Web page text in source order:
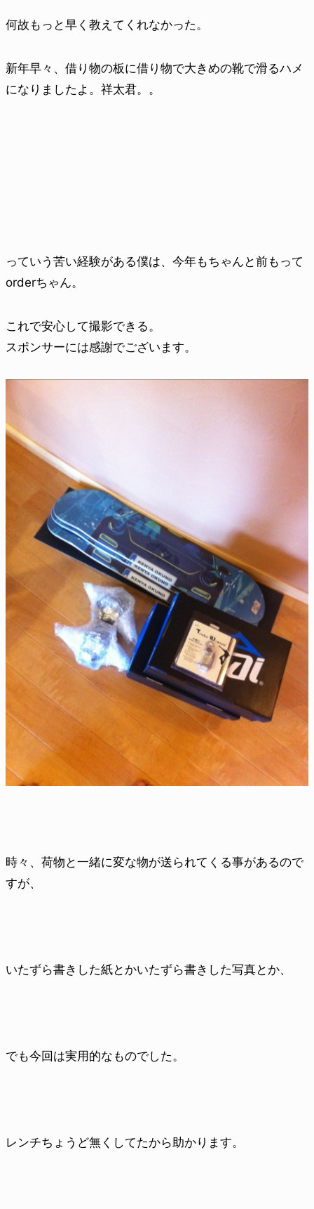
何故もっと早く教えてくれなかった。
新年早々、借り物の板に借り物で大きめの靴で滑るハメ
になりましたよ。祥太君。。
っていう苦い経験がある僕は、今年もちゃんと前もって
orderちゃん。
これで安心して撮影できる。
スポンサーには感謝でございます。
時々、荷物と一緒に変な物が送られてくる事があるので
すが、
いたずら書きした紙とかいたずら書きした写真とか、
でも今回は実用的なものでした。
レンチちょうど無くしてたから助かります。